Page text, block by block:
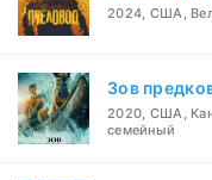
2024, США,
Зов
2020, США,
семейный